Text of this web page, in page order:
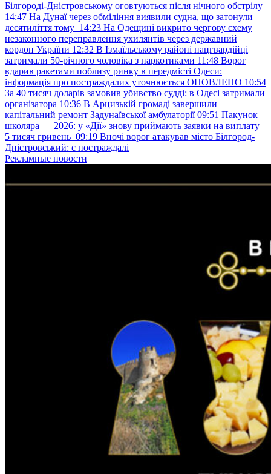
Білгороді-Дністровському оговтуються після нічного обстрілу
14:47 На Дунаї через обміління виявили судна, що затонули
десятиліття тому 14:23 На Одещині викрито чергову схему
незаконного переправлення ухилянтів через державний
кордон України 12:32 В Ізмаїльському районі нацгвардійці
затримали 50-річного чоловіка з наркотиками 11:48 Ворог
вдарив ракетами поблизу ринку в передмісті Одеси:
інформація про постраждалих уточнюється ОНОВЛЕНО 10:54
За 40 тисяч доларів замовив убивство судді: в Одесі затримали
організатора 10:36 В Арцизькій громаді завершили
капітальний ремонт Задунаївської амбулаторії 09:51 Пакунок
школяра — 2026: у «Дії» знову приймають заявки на виплату
5 тисяч гривень 09:19 Вночі ворог атакував місто Білгород-
Дністровський: є постраждалі
Рекламные новости